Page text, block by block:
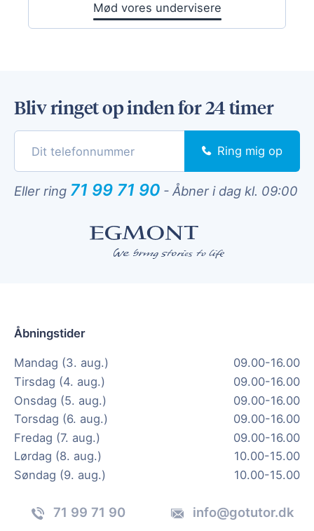
Mød vores undervisere
Bliv ringet op inden for 24 timer
Ring mig op
Eller ring 71 99 71 90 - Åbner i dag kl. 09:00
Åbningstider
Mandag (3. aug.)
09.00-16.00
Tirsdag (4. aug.)
09.00-16.00
Onsdag (5. aug.)
09.00-16.00
Torsdag (6. aug.)
09.00-16.00
Fredag (7. aug.)
09.00-16.00
Lørdag (8. aug.)
10.00-15.00
Søndag (9. aug.)
10.00-15.00
71 99 71 90 info@gotutor.dk